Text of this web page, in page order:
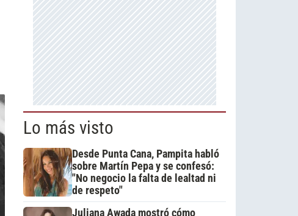
Lo más visto
Desde Punta Cana, Pampita habló
sobre Martín Pepa y se confesó:
"No negocio la falta de lealtad ni
de respeto"
Juliana Awada mostró cómo